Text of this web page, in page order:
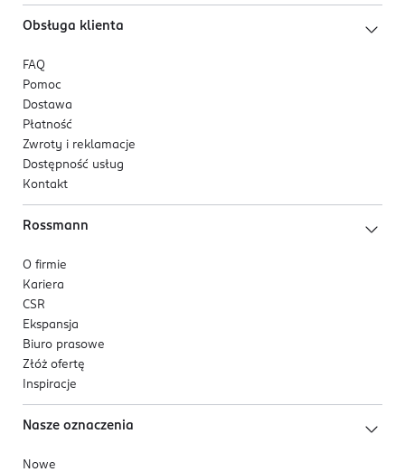
Obsługa klienta
FAQ
Pomoc
Dostawa
Płatność
Zwroty i reklamacje
Dostępność usług
Kontakt
Rossmann
O firmie
Kariera
CSR
Ekspansja
Biuro prasowe
Złóż ofertę
Inspiracje
Nasze oznaczenia
Nowe